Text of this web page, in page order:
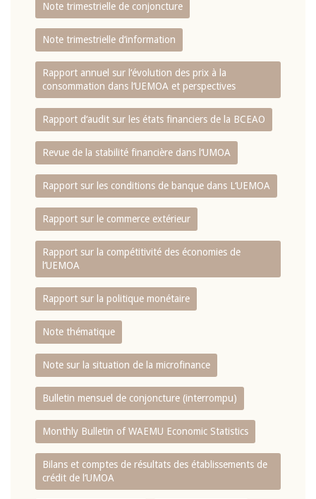
Note trimestrielle de conjoncture
Note trimestrielle d‘information
Rapport annuel sur l‘évolution des prix à la
consommation dans l‘UEMOA et perspectives
Rapport d‘audit sur les états financiers de la BCEAO
Revue de la stabilité financière dans l‘UMOA
Rapport sur les conditions de banque dans L‘UEMOA
Rapport sur le commerce extérieur
Rapport sur la compétitivité des économies de
l‘UEMOA
Rapport sur la politique monétaire
Note thématique
Note sur la situation de la microfinance
Bulletin mensuel de conjoncture (interrompu)
Monthly Bulletin of WAEMU Economic Statistics
Bilans et comptes de résultats des établissements de
crédit de l‘UMOA